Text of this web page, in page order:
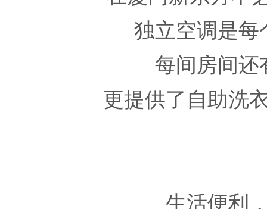
独立空调是每
每间房间还
更提供了自助洗
生活便利